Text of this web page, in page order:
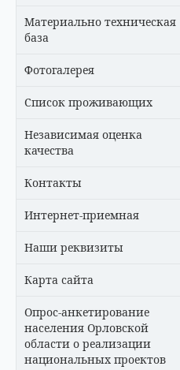
Материально техническая
база
Фотогалерея
Список проживающих
Независимая оценка
качества
Контакты
Интернет-приемная
Наши реквизиты
Карта сайта
Опрос-анкетирование
населения Орловской
области о реализации
национальных проектов